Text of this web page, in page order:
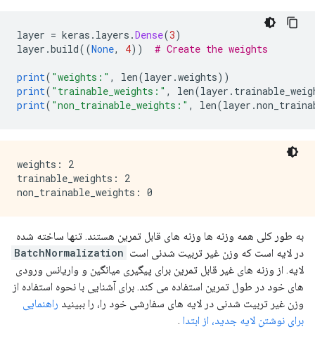
layer = keras . layers .Dense(3)
layer .build((None, 4)) # Create the weights
print( "weights:" , len(layer .weights))
print( "trainable_weights:" , len(layer .
print( "non_trainable_weights:" , len(layer .
weights: 2
trainable_weights: 2
به طور کلی همه وزنه ها وزنه های قابل تمرین هستند. تنها ساخته شده
در لایه است که وزن غیر تربیت شدنی است BatchNormalization
لایه. از وزنه های غیر قابل تمرین برای پیگیری میانگین و واریانس ورودی
های خود در طول تمرین استفاده می کند. برای آشنایی با نحوه استفاده از
وزن غیر تربیت شدنی در لایه های سفارشی خود را، را ببینید راهنمایی
برای نوشتن لایه جدید، از ابتدا .